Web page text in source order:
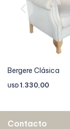
Bergere Clásica
USD 1.330,00
Contacto